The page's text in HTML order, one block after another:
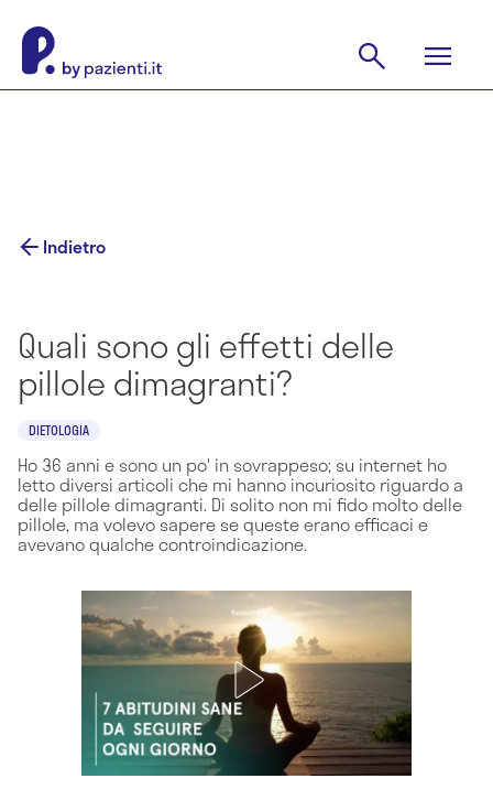
Indietro
Quali sono gli effetti delle
pillole dimagranti?
DIETOLOGIA
Ho 36 anni e sono un po' in sovrappeso; su internet ho
letto diversi articoli che mi hanno incuriosito riguardo a
delle pillole dimagranti. Di solito non mi fido molto delle
pillole, ma volevo sapere se queste erano efficaci e
avevano qualche controindicazione.